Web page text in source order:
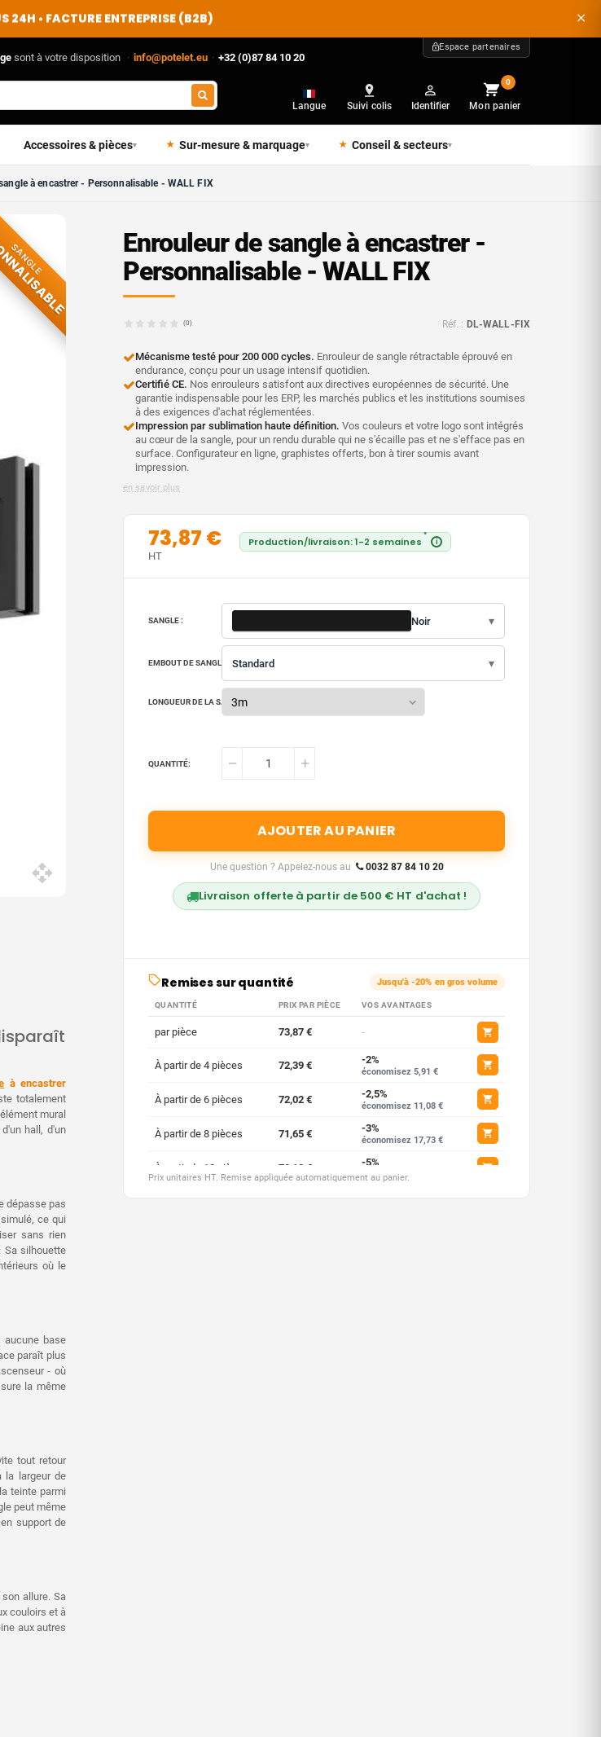
24H • FACTURE ENTREPRISE (B2B)
sont à votre disposition · info@potelet.eu · +32 (0)87 84 10 20
Espace partenaires
Langue Suivi colis Identifier
0
Mon panier
Accessoires & pièces▾ Sur-mesure & marquage▾ Conseil & secteurs▾
à encastrer - Personnalisable - WALL FIX
SANGLE
à encastrer
totalement
mural
hall, d'un
dépasse pas
ce qui
sans rien
Sa silhouette
où le
aucune base
paraît plus
- où
la même
tout retour
la largeur de
teinte parmi
peut même
support de
allure. Sa
couloirs et à
aux autres
Enrouleur de sangle à encastrer -
Personnalisable - WALL FIX
(0) Réf. : DL-WALL-FIX
Mécanisme testé pour 200 000 cycles. Enrouleur de sangle rétractable éprouvé en
endurance, conçu pour un usage intensif quotidien.
Certifié CE. Nos enrouleurs satisfont aux directives européennes de sécurité. Une
garantie indispensable pour les ERP, les marchés publics et les institutions soumises
à des exigences d'achat réglementées.
Impression par sublimation haute définition. Vos couleurs et votre logo sont intégrés
au cœur de la sangle, pour un rendu durable qui ne s'écaille pas et ne s'efface pas en
surface. Configurateur en ligne, graphistes offerts, bon à tirer soumis avant
impression.
en savoir plus
73,87 € Production/livraison: 1-2 semaines *
i
HT
SANGLE : Noir ▾
EMBOUT DE SANGLE : Standard ▾
LONGUEUR DE LA SANGLE :
QUANTITÉ:
AJOUTER AU PANIER
Une question ? Appelez-nous au 0032 87 84 10 20
Livraison offerte à partir de 500 € HT d'achat !
Remises sur quantité Jusqu'à -20% en gros volume
QUANTITÉ PRIX PAR PIÈCE VOS AVANTAGES
par pièce 73,87 € -
À partir de 4 pièces 72,39 € -2%
économisez 5,91 €
À partir de 6 pièces 72,02 € -2,5%
économisez 11,08 €
À partir de 8 pièces 71,65 € -3%
économisez 17,73 €
À partir de 10 pièces 70,18 € -5%
économisez 36,94 €
Prix unitaires HT. Remise appliquée automatiquement au panier.